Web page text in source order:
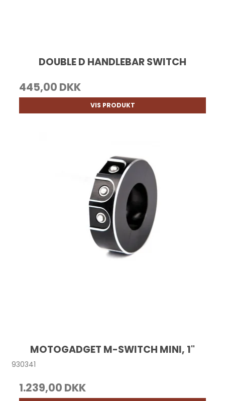
DOUBLE D HANDLEBAR SWITCH
445,00 DKK
VIS PRODUKT
MOTOGADGET M-SWITCH MINI, 1"
930341
1.239,00 DKK